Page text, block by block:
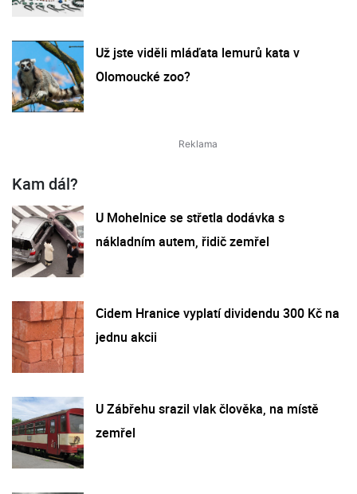
Už jste viděli mláďata lemurů kata v
Olomoucké zoo?
Kam dál?
U Mohelnice se střetla dodávka s
nákladním autem, řidič zemřel
Cidem Hranice vyplatí dividendu 300 Kč na
jednu akcii
U Zábřehu srazil vlak člověka, na místě
zemřel